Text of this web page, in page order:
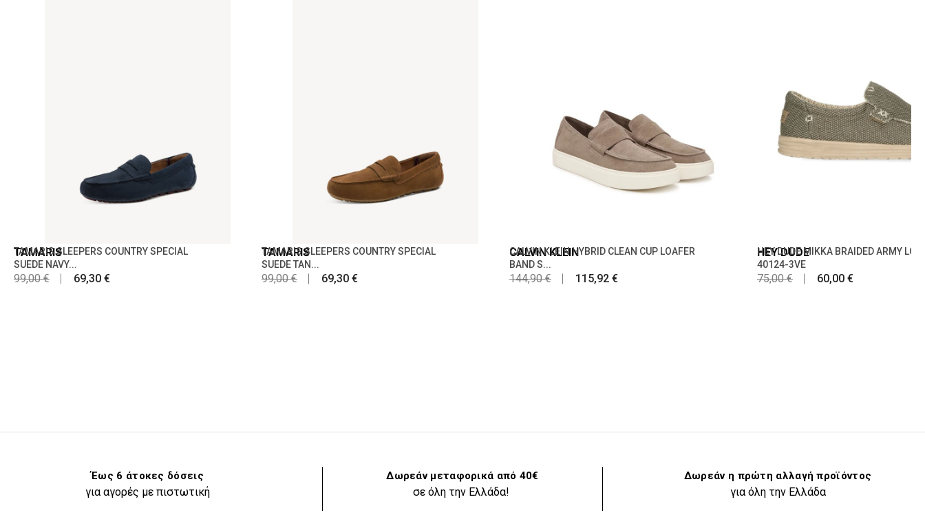
TAMARIS
TAMARIS SLEEPERS COUNTRY SPECIAL
SUEDE NAVY...
99,00 € 69,30 €
TAMARIS
TAMARIS SLEEPERS COUNTRY SPECIAL
SUEDE TAN...
99,00 € 69,30 €
CALVIN KLEIN
CALVIN KLEIN HYBRID CLEAN CUP LOAFER
BAND S...
144,90 € 115,92 €
HEY DUDE
HEY DUDE MIKKA BRAIDED ARMY
40124-3VE
75,00 € 60,00 €
Έως 6 άτοκες δόσεις
για αγορές με πιστωτική
Δωρεάν μεταφορικά από 40€
σε όλη την Ελλάδα!
Δωρεάν η πρώτη αλλαγή προϊόντος
για όλη την Ελλάδα